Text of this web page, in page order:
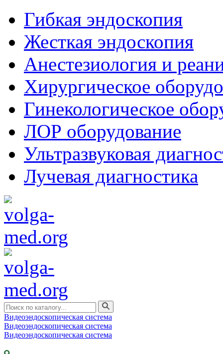
Гибкая эндоскопия
Жесткая эндоскопия
Анестезиология и
Хирургическое
Гинекологическое
ЛОР оборудование
Ультразвуковая
Лучевая диагностика
Видеоэндоскопическая система
Видеоэндоскопическая система
Видеоэндоскопическая система